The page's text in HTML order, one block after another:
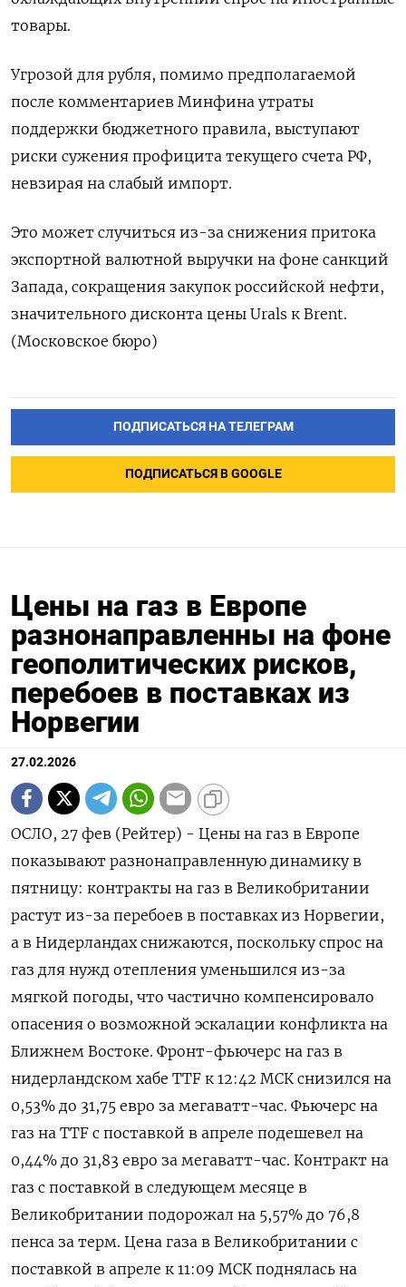
товары.
Угрозой для рубля, помимо предполагаемой
после комментариев Минфина утраты
поддержки бюджетного правила, выступают
риски сужения профицита текущего счета РФ, ​
невзирая на слабый импорт.
Это может случиться из-за снижения притока
экспортной валютной выручки на фоне санкций
‌Запада, сокращения закупок российской нефти,
значительного дисконта цены Urals к Brent.
(Московское бюро)
ПОДПИСАТЬСЯ НА ТЕЛЕГРАМ
ПОДПИСАТЬСЯ В GOOGLE
Цены на газ в Европе
разнонаправленны на фоне
геополитических рисков,
перебоев в поставках из
Норвегии
27.02.2026
ОСЛО, 27 фев (Рейтер) - Цены на газ в Европе
показывают разнонаправленную динамику в
пятницу: контракты на газ в Великобритании
растут из-за перебоев в поставках из Норвегии,
а в Нидерландах снижаются, поскольку спрос на
‌газ для нужд отепления уменьшился из-за
мягкой погоды, что частично компенсировало
опасения о возможной эскалации конфликта на
Ближнем Востоке. Фронт-фьючерс на газ в
нидерландском хабе TTF к 12:42 МСК снизился на
0,53% до ​31,75 евро за мегаватт-час. Фьючерс на ​
газ на TTF с ​поставкой в ⁠апреле подешевел на
0,44% до 31,83 евро за мегаватт-час. Контракт на
‌газ с поставкой в следующем месяце в
‌Великобритании подорожал на 5,57% до 76,8
пенса за терм. Цена газа в Великобритании с
поставкой в ​апреле к 11:09 МСК поднялась на